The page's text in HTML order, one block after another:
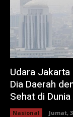
Udara
Dia Daerah
Sehat di Dunia
Nasional Jumat,